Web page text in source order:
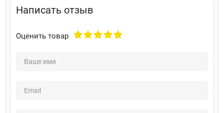
Написать отзыв
Оценить товар